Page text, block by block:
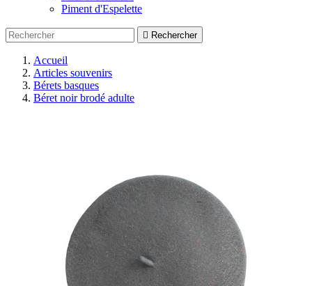
Piment d'Espelette
 Rechercher
Accueil
Articles souvenirs
Bérets basques
Béret noir brodé adulte